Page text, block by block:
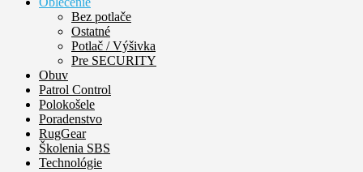
Bez potlače
Ostatné
Potlač / Výšivka
Pre SECURITY
Obuv
Patrol Control
Polokošele
Poradenstvo
RugGear
Školenia SBS
Technológie